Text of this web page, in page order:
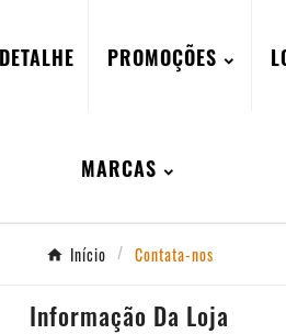
PROMOÇÕES
MARCAS
Início Contata-nos
Informação Da Loja